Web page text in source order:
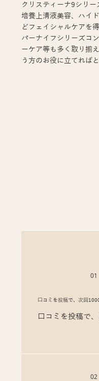
クリスティーナ9シリ
培養上清液美容、ハイ
どフェイシャルケアを
パーナイフシリーズコ
ーケア等も多く取り揃
う方のお役に立てれば
口コミを投稿で
口コミを投稿で、次回
01
02